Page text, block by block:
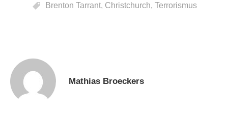
Brenton Tarrant, Christchurch, Terrorismus
Mathias Broeckers